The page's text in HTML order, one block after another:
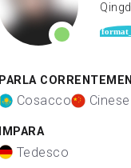
PARLA
Cosacco
IMPARA
Tedesco